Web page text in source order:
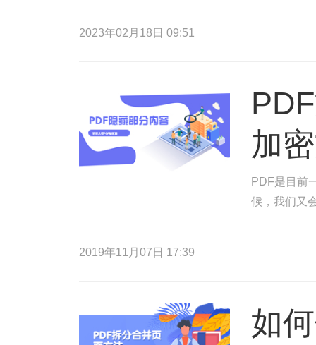
2023年02月18日 09:51
加
PDF是目前
候，我们又
2019年11月07日 17:39
如